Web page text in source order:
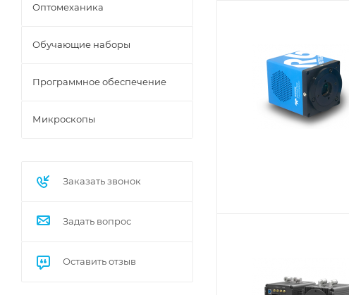
Оптомеханика
Обучающие наборы
Программное обеспечение
Микроскопы
Заказать звонок
Задать вопрос
Оставить отзыв